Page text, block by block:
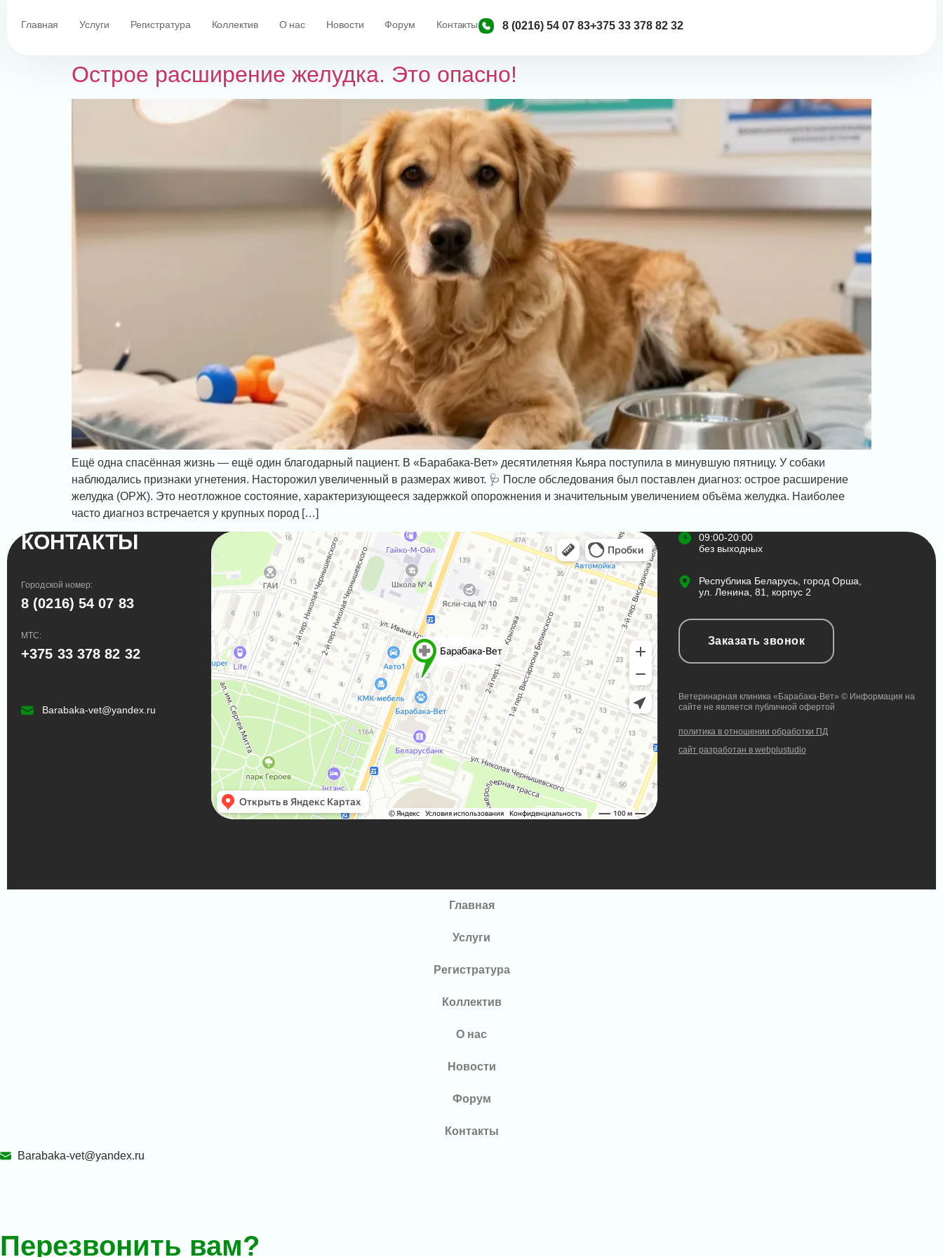
Главная Услуги Регистратура Коллектив О нас Новости Форум Контакты 8 (0216) 54 07 83+375 33 378 82 32
Острое расширение желудка. Это опасно!
Ещё одна спасённая жизнь — ещё один благодарный пациент. В «Барабака-Вет» десятилетняя Кьяра поступила в минувшую пятницу. У собаки
наблюдались признаки угнетения. Насторожил увеличенный в размерах живот. 🩺 После обследования был поставлен диагноз: острое расширение
желудка (ОРЖ). Это неотложное состояние, характеризующееся задержкой опорожнения и значительным увеличением объёма желудка. Наиболее
часто диагноз встречается у крупных пород […]
КОНТАКТЫ
Городской номер:
8 (0216) 54 07 83
МТС:
+375 33 378 82 32
Barabaka-vet@yandex.ru
09:00-20:00
без выходных
Республика Беларусь, город Орша,
ул. Ленина, 81, корпус 2
Заказать звонок
Ветеринарная клиника «Барабака-Вет» © Информация на
сайте не является публичной офертой
политика в отношении обработки ПД
сайт разработан в webplustudio
Главная
Услуги
Регистратура
Коллектив
О нас
Новости
Форум
Контакты
Barabaka-vet@yandex.ru
Перезвонить вам?